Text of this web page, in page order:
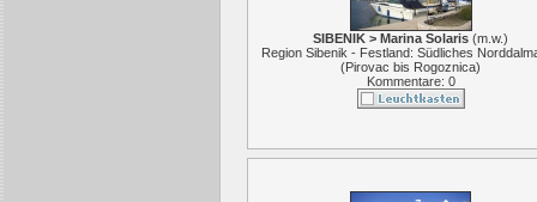
SIBENIK > Marina Solaris (m.w.)
Region Sibenik - Festland: Südliches
(Pirovac bis Rogoznica)
Kommentare: 0